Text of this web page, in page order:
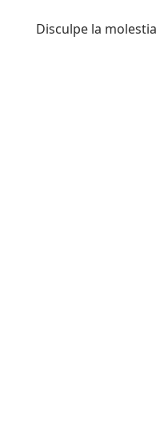
Disculpe la molestia